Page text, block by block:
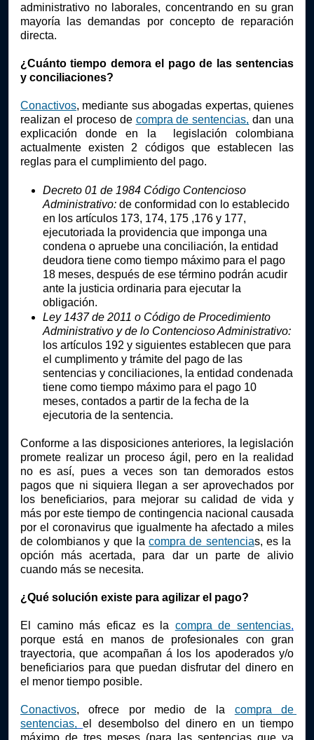
administrativo no laborales, concentrando en su gran
mayoría las demandas por concepto de reparación
directa.
¿Cuánto tiempo demora el pago de las sentencias
y conciliaciones?
Conactivos, mediante sus abogadas expertas, quienes
realizan el proceso de compra de sentencias, dan una
explicación donde en la  legislación colombiana
actualmente existen 2 códigos que establecen las
reglas para el cumplimiento del pago.
Decreto 01 de 1984 Código Contencioso
Administrativo: de conformidad con lo establecido
en los artículos 173, 174, 175 ,176 y 177,
ejecutoriada la providencia que imponga una
condena o apruebe una conciliación, la entidad
deudora tiene como tiempo máximo para el pago
18 meses, después de ese término podrán acudir
ante la justicia ordinaria para ejecutar la
obligación.
Ley 1437 de 2011 o Código de Procedimiento
Administrativo y de lo Contencioso Administrativo:
los artículos 192 y siguientes establecen que para
el cumplimento y trámite del pago de las
sentencias y conciliaciones, la entidad condenada
tiene como tiempo máximo para el pago 10
meses, contados a partir de la fecha de la
ejecutoria de la sentencia.
Conforme a las disposiciones anteriores, la legislación
promete realizar un proceso ágil, pero en la realidad
no es así, pues a veces son tan demorados estos
pagos que ni siquiera llegan a ser aprovechados por
los beneficiarios, para mejorar su calidad de vida y
más por este tiempo de contingencia nacional causada
por el coronavirus que igualmente ha afectado a miles
de colombianos y que la compra de sentencias, es la
opción más acertada, para dar un parte de alivio
cuando más se necesita.
¿Qué solución existe para agilizar el pago?
El camino más eficaz es la compra de sentencias,
porque está en manos de profesionales con gran
trayectoria, que acompañan á los los apoderados y/o
beneficiarios para que puedan disfrutar del dinero en
el menor tiempo posible.
Conactivos, ofrece por medio de la
compra de
sentencias, el desembolso del dinero en un tiempo
máximo de tres meses (para las sentencias que ya